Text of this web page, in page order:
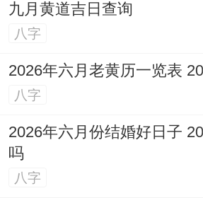
九月黄道吉日查询
八字
2026年六月老黄历一览表
八字
2026年六月份结婚好日子
吗
八字